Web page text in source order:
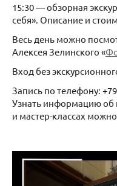
15:30 — обзорная
себя». Описание и
Весь день можно
Алексея Зелинского «
Вход без
Запись по телефону: +79
Узнать информацию об
и мастер-классах